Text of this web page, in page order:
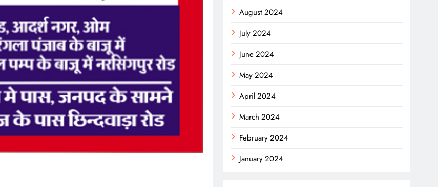
August 2024
July 2024
June 2024
May 2024
April 2024
March 2024
February 2024
January 2024